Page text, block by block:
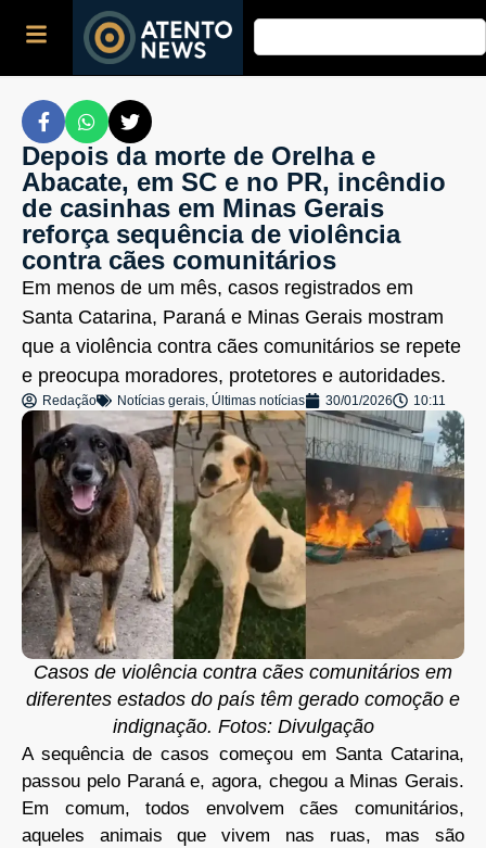
Depois da morte de Orelha e
Abacate, em SC e no PR, incêndio
de casinhas em Minas Gerais
reforça sequência de violência
contra cães comunitários
Em menos de um mês, casos registrados em
Santa Catarina, Paraná e Minas Gerais mostram
que a violência contra cães comunitários se repete
e preocupa moradores, protetores e autoridades.
Redação Notícias gerais, Últimas notícias 30/01/2026 10:11
Casos de violência contra cães comunitários em
diferentes estados do país têm gerado comoção e
indignação. Fotos: Divulgação
A sequência de casos começou em Santa Catarina,
passou pelo Paraná e, agora, chegou a Minas Gerais.
Em comum, todos envolvem cães comunitários,
aqueles animais que vivem nas ruas, mas são